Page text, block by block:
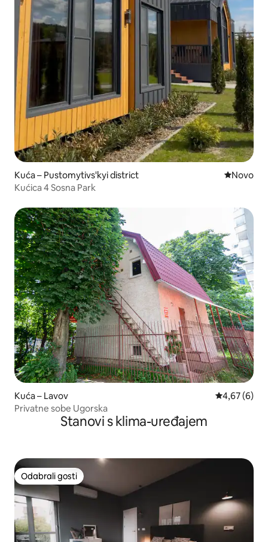
Kuća – Pustomytivs'kyi district Novi
Novo
Kućica 4 Sosna Park
Kuća – Lavov Prosječna
4,67 (6)
Privatne sobe Ugorska
Stanovi s klima-uređajem
Odabrali gosti
Odabrali gosti